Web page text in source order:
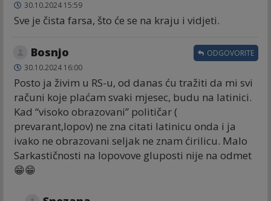
30.10.2024 15:59
Sve je čista farsa, što će se na kraju i vidjeti.
Bosnjo
30.10.2024 16:00
Posto ja živim u RS-u, od danas ću tražiti da mi svi
računi koje plaćam svaki mjesec, budu na latinici.
Kad “visoko obrazovani” političar (
prevarant,lopov) ne zna citati latinicu onda i ja
ivako ne obrazovani seljak ne znam ćirilicu. Malo
Sarkastičnosti na lopovove gluposti nije na odmet
😁😁
ODGOVORITE